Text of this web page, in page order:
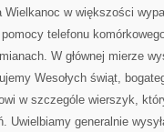
Wielkanoc w większości
telefonu
W głównej mierze
Wesołych świąt,
w szczególe wierszyk,
Uwielbiamy generalnie